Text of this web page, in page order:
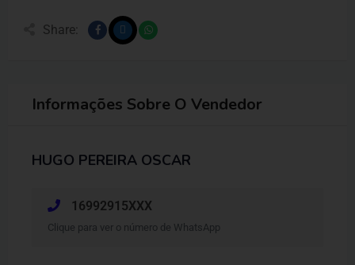
Share:
Informações Sobre O Vendedor
HUGO PEREIRA OSCAR
16992915XXX
Clique para ver o número de WhatsApp